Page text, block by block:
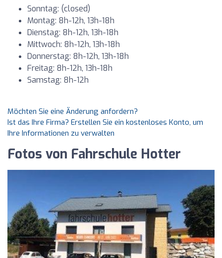
Sonntag: (closed)
Montag: 8h-12h, 13h-18h
Dienstag: 8h-12h, 13h-18h
Mittwoch: 8h-12h, 13h-18h
Donnerstag: 8h-12h, 13h-18h
Freitag: 8h-12h, 13h-18h
Samstag: 8h-12h
Möchten Sie eine Änderung anfordern?
Ist das Ihre Firma? Erstellen Sie ein kostenloses Konto, um
Ihre Informationen zu verwalten
Fotos von Fahrschule Hotter